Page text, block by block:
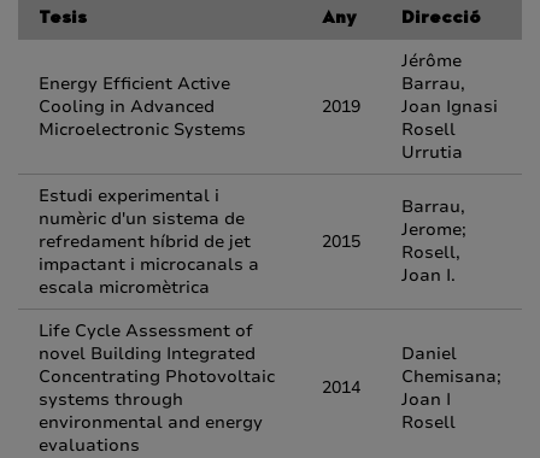
Tesis Any Direcció
Energy Efficient Active
Cooling in Advanced
Microelectronic Systems
2019
Jérôme
Barrau,
Joan Ignasi
Rosell
Urrutia
Estudi experimental i
numèric d'un sistema de
refredament híbrid de jet
impactant i microcanals a
escala micromètrica
2015
Barrau,
Jerome;
Rosell,
Joan I.
Life Cycle Assessment of
novel Building Integrated
Concentrating Photovoltaic
systems through
environmental and energy
evaluations
2014
Daniel
Chemisana;
Joan I
Rosell